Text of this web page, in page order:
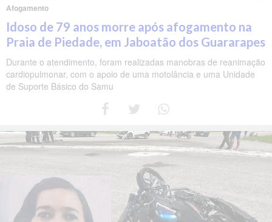
Afogamento
Idoso de 79 anos morre após afogamento na
Praia de Piedade, em Jaboatão dos Guararapes
Durante o atendimento, foram realizadas manobras de reanimação
cardiopulmonar, com o apoio de uma motolância e uma Unidade
de Suporte Básico do Samu